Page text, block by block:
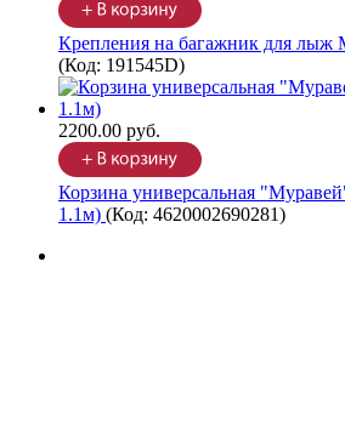
Крепления на багажник для
(Код: 191545D)
2200.00 руб.
Корзина универсальная
1.1м) (Код: 4620002690281)